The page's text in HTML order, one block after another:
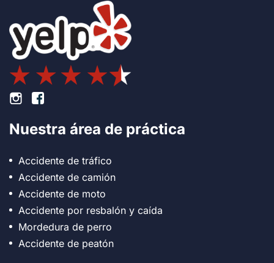
Pie de página Instagram
Pie de página Facebook
Nuestra área de práctica
Accidente de tráfico
Accidente de camión
Accidente de moto
Accidente por resbalón y caída
Mordedura de perro
Accidente de peatón